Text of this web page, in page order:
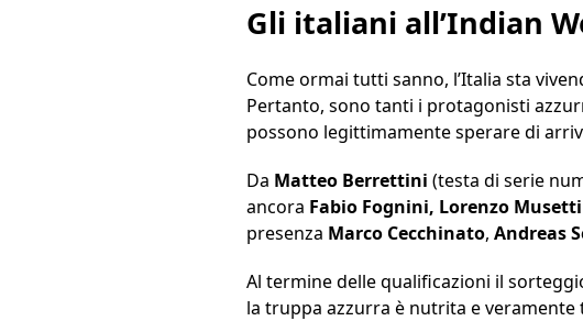
Gli italiani all’Indian
Come ormai tutti sanno, l’Italia sta
Pertanto, sono tanti i protagonisti
possono legittimamente sperare di
Da Matteo Berrettini (testa di serie
ancora Fabio Fognini, Lorenzo Musetti
presenza Marco Cecchinato, Andreas
Al termine delle qualificazioni il
la truppa azzurra è nutrita e